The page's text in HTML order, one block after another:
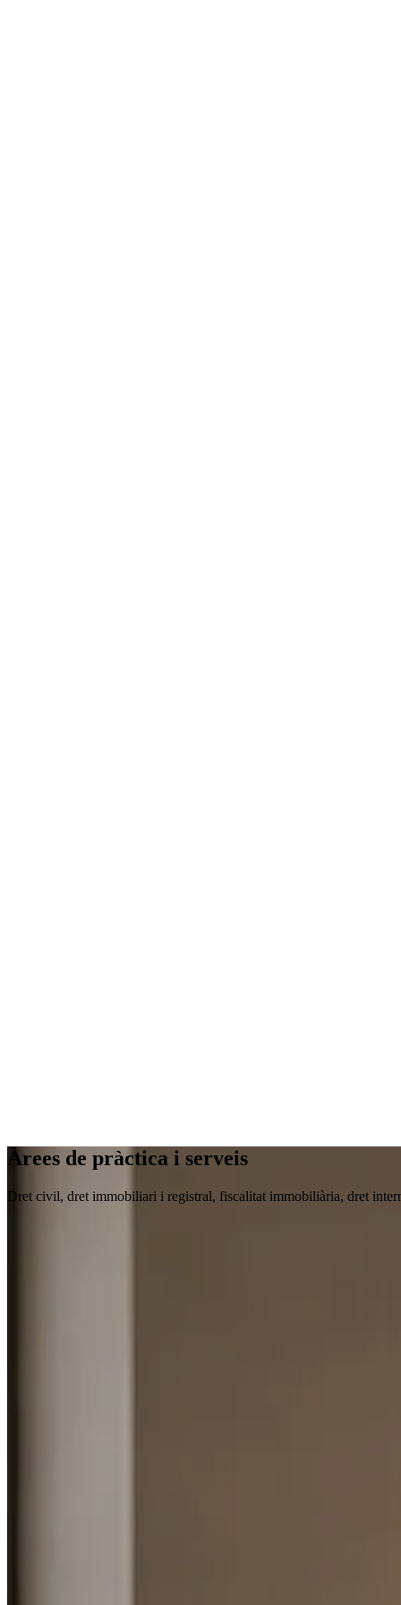
Àrees de pràctica i serveis
Dret civil, dret immobiliari i registral, fiscalitat immobiliària, dret